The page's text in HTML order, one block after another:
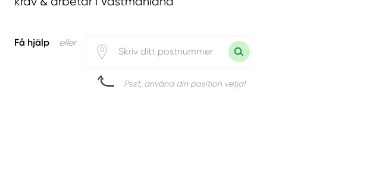
Få hjälp eller
Psst, använd din position vetja!